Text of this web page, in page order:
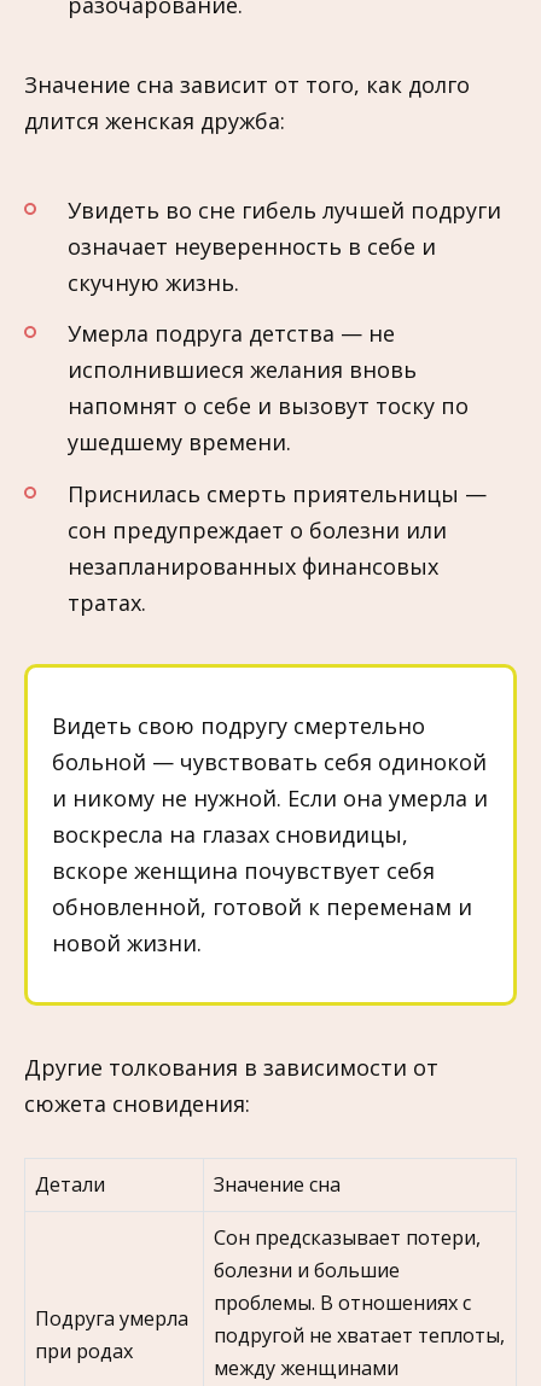
Значение сна зависит от того, как долго
длится женская дружба:
Увидеть во сне гибель лучшей подруги
означает неуверенность в себе и
скучную жизнь.
Умерла подруга детства — не
исполнившиеся желания вновь
напомнят о себе и вызовут тоску по
ушедшему времени.
Приснилась смерть приятельницы —
сон предупреждает о болезни или
незапланированных финансовых
тратах.
Видеть свою подругу смертельно
больной — чувствовать себя одинокой
и никому не нужной. Если она умерла и
воскресла на глазах сновидицы,
вскоре женщина почувствует себя
обновленной, готовой к переменам и
новой жизни.
Другие толкования в зависимости от
сюжета сновидения:
Детали Значение сна
Подруга умерла
при родах
Сон предсказывает потери,
болезни и большие
проблемы. В отношениях с
подругой не хватает теплоты,
между женщинами